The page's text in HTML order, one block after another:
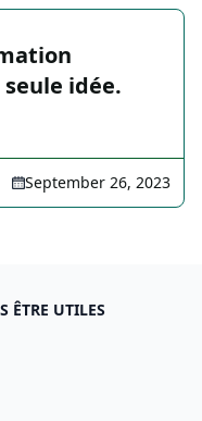
idée.
September 26, 2023
ÊTRE UTILES